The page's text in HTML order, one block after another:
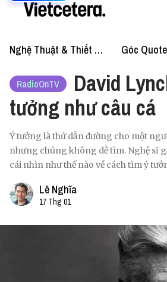
Nghệ Thuật & Thiết Kế Góc Quote
RadioOnTV
David
tưởng như câu cá
Ý tưởng là thứ dẫn đường cho một
nhưng chúng không dễ tìm. Nghệ sĩ
cái nhìn như thế nào về cách tìm ý
Lê Nghĩa
17 Thg 01